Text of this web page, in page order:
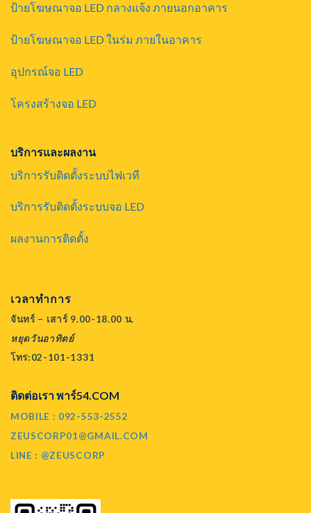
ป้ายโฆษณาจอ LED กลางแจ้ง ภายนอกอาคาร
ป้ายโฆษณาจอ LED ในร่ม ภายในอาคาร
อุปกรณ์จอ LED
โครงสร้างจอ LED
บริการและผลงาน
บริการรับติดตั้งระบบไฟเวที
บริการรับติดตั้งระบบจอ LED
ผลงานการติดตั้ง
เวลาทำการ
จันทร์ – เสาร์ 9.00-18.00 น.
หยุดวันอาทิตย์
โทร:02-101-1331
ติดต่อเรา พาร์54.COM
MOBILE : 092-553-2552
ZEUSCORP01@GMAIL.COM
LINE : @ZEUSCORP